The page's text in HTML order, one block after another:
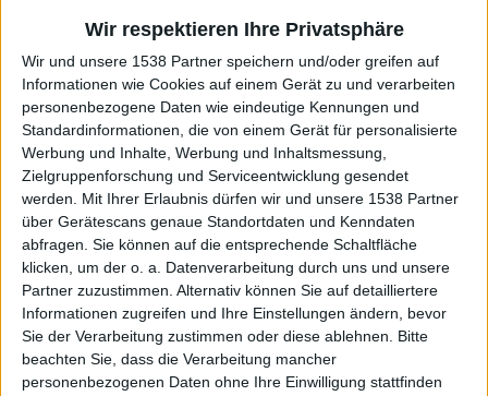
Wir respektieren Ihre Privatsphäre
Wir und unsere 1538 Partner speichern und/oder greifen auf
Informationen wie Cookies auf einem Gerät zu und verarbeiten
personenbezogene Daten wie eindeutige Kennungen und
Standardinformationen, die von einem Gerät für personalisierte
Werbung und Inhalte, Werbung und Inhaltsmessung,
Zielgruppenforschung und Serviceentwicklung gesendet
werden.
Mit Ihrer Erlaubnis dürfen wir und unsere 1538 Partner
über Gerätescans genaue Standortdaten und Kenndaten
abfragen. Sie können auf die entsprechende Schaltfläche
klicken, um der o. a. Datenverarbeitung durch uns und unsere
Partner zuzustimmen. Alternativ können Sie auf detailliertere
Informationen zugreifen und Ihre Einstellungen ändern, bevor
Sie der Verarbeitung zustimmen oder diese ablehnen.
Bitte
beachten Sie, dass die Verarbeitung mancher
personenbezogenen Daten ohne Ihre Einwilligung stattfinden
Auf DESMONDO findet Ihr Inspirationen für
individuelles, gemütliches und intelligentes Wohnen,
die aktuellsten Einrichtungstrends und Informatives zu
neuesten Smart Home Systemen.
Rechtliches
Impressum